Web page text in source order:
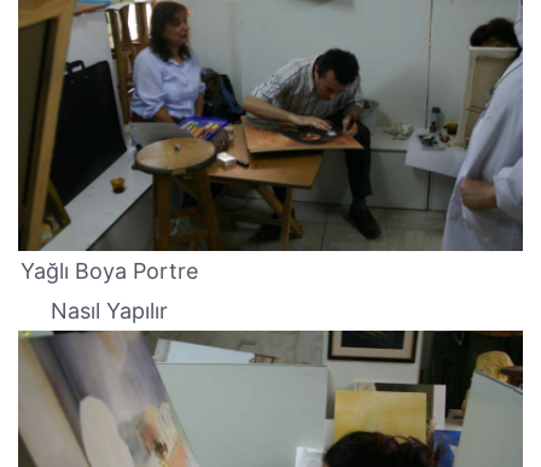
Yağlı Boya Portre
Nasıl Yapılır